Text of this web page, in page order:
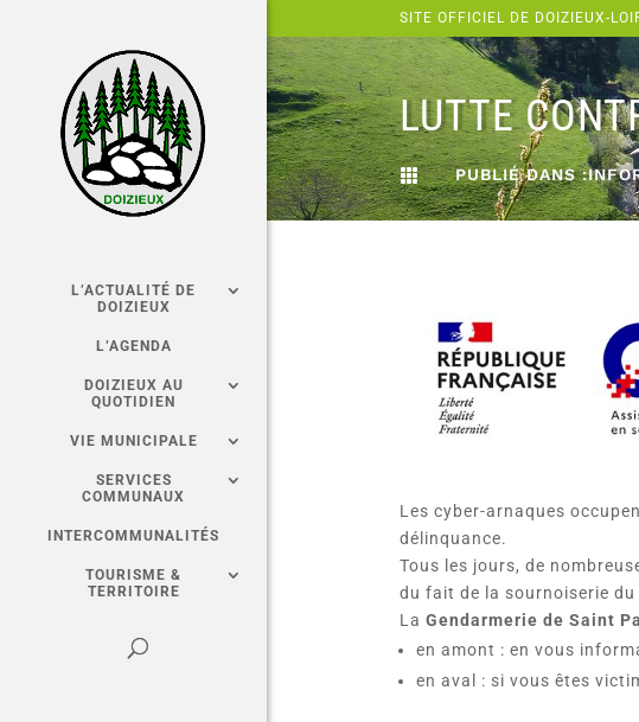
SITE OFFICIEL DE DOIZIEUX-
L’ACTUALITÉ DE
DOIZIEUX
L’AGENDA
DOIZIEUX AU
QUOTIDIEN
VIE MUNICIPALE
SERVICES
COMMUNAUX
INTERCOMMUNALITÉS
TOURISME &
TERRITOIRE
LUTTE
 PUBLIÉ DANS :
Les cyber-arnaques
délinquance.
Tous les jours, de
du fait de la sournoiserie du
La Gendarmerie de Saint
en amont : en vous
en aval : si vous êtes